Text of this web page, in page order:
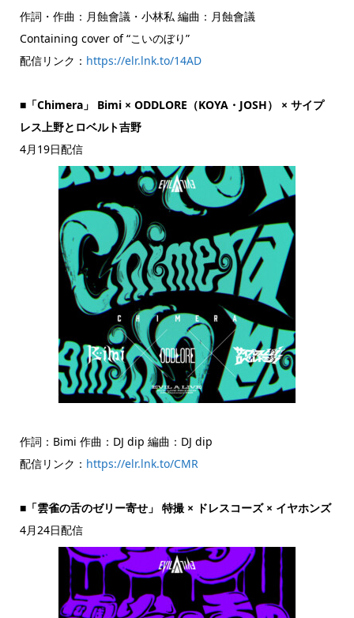
作詞・作曲：月蝕會議・小林私 編曲：月蝕會議
Containing cover of “こいのぼり”
配信リンク： https://elr.lnk.to/14AD
■「Chimera」 Bimi × ODDLORE（KOYA・JOSH） × サイプ
レス上野とロベルト吉野
4月19日配信
作詞：Bimi 作曲：DJ dip 編曲：DJ dip
配信リンク： https://elr.lnk.to/CMR
■「雲雀の舌のゼリー寄せ」 特撮 × ドレスコーズ × イヤホンズ
4月24日配信